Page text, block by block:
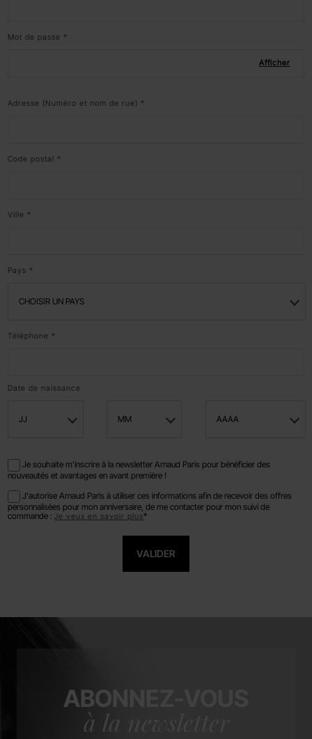
Mot de passe *
Adresse (Numéro et nom de rue) *
Code postal *
Ville *
Pays *
CHOISIR UN PAYS
Téléphone *
Date de naissance
JJ MM AAAA
Je souhaite m'inscrire à la newsletter Arnaud Paris pour bénéficier des
nouveautés et avantages en avant première !
J'autorise Arnaud Paris à utiliser ces informations afin de recevoir des offres
personnalisées pour mon anniversaire, de me contacter pour mon suivi de
commande :Je veux en savoir plus*
VALIDER
ABONNEZ-VOUS
à la newsletter